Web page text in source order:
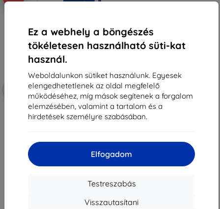
Ez a webhely a böngészés
tökéletesen használható süti-kat
használ.
Weboldalunkon sütiket használunk. Egyesek
elengedhetetlenek az oldal megfelelő
működéséhez, míg mások segítenek a forgalom
elemzésében, valamint a tartalom és a
hirdetések személyre szabásában.
Elfogadom
Testreszabás
Visszautasítani
Kedvezmény
kuponnal
EXTRA10
3MK Fólia ARC+ Fullscreen
Samsung J530 J5 2017
Raktáron > 5 darab